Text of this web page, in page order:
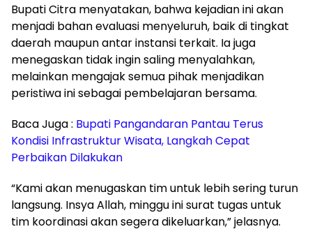
Bupati Citra menyatakan, bahwa kejadian ini akan
menjadi bahan evaluasi menyeluruh, baik di tingkat
daerah maupun antar instansi terkait. Ia juga
menegaskan tidak ingin saling menyalahkan,
melainkan mengajak semua pihak menjadikan
peristiwa ini sebagai pembelajaran bersama.
Baca Juga : Bupati Pangandaran Pantau Terus
Kondisi Infrastruktur Wisata, Langkah Cepat
Perbaikan Dilakukan
“Kami akan menugaskan tim untuk lebih sering turun
langsung. Insya Allah, minggu ini surat tugas untuk
tim koordinasi akan segera dikeluarkan,” jelasnya.